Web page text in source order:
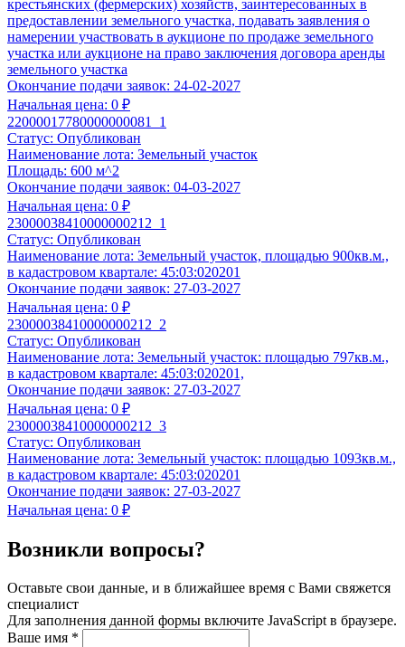
Подготовка заявки в течение6 часовпосле
Клиентом;
Проверка на соответствие представленных документов.
Выбрать услугу
крестьянских (фермерских) хозяйств, заинтересованных в
предоставлении земельного участка, подавать заявления о
намерении участвовать в аукционе по продаже земельного
участка или аукционе на право заключения договора аренды
земельного участка
Окончание подачи заявок: 24-02-2027
Начальная цена: 0 ₽
22000017780000000081_1
Статус: Опубликован
Наименование лота: Земельный участок
Площадь: 600 м^2
Окончание подачи заявок: 04-03-2027
Начальная цена: 0 ₽
23000038410000000212_1
Статус: Опубликован
Наименование лота: Земельный участок, площадью 900кв.м.,
в кадастровом квартале: 45:03:020201
Окончание подачи заявок: 27-03-2027
Начальная цена: 0 ₽
23000038410000000212_2
Статус: Опубликован
Наименование лота: Земельный участок: площадью 797кв.м.,
в кадастровом квартале: 45:03:020201,
Окончание подачи заявок: 27-03-2027
Начальная цена: 0 ₽
23000038410000000212_3
Статус: Опубликован
Наименование лота: Земельный участок: площадью 1093кв.м.,
в кадастровом квартале: 45:03:020201
Окончание подачи заявок: 27-03-2027
Начальная цена: 0 ₽
Возникли вопросы?
Оставьте свои данные, и в ближайшее время с Вами свяжется
специалист
Для заполнения данной формы включите JavaScript в браузере.
Ваше имя *